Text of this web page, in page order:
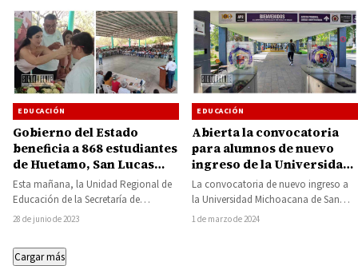
EDUCACIÓN
Gobierno del Estado
beneficia a 868 estudiantes
de Huetamo, San Lucas
Carácuaro, Nocupétaro y
Tiquicheo con los
programas «Ver Bien para
Aprender Mejor» y «En
Michoacán se Lee»
Esta mañana, la Unidad Regional de
Educación de la Secretaría de
Educación del Estado de Michoacán
28 de junio de 2023
EDUCACIÓN
Abierta la convocatoria
para alumnos de nuevo
ingreso de la Universidad
Michoacana de San Nicolás
de Hidalgo
La convocatoria de nuevo ingreso a
la Universidad Michoacana de San
Nicolás de Hidalgo (UMSNH) se
1 de marzo de 2024
Cargar más